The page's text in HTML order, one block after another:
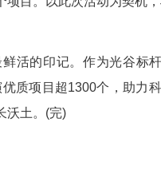
中国光通信高光时刻
构和资本力量赋能
和产业落地，共同构